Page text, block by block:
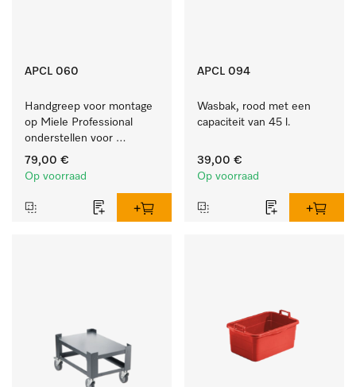
APCL 060
Handgreep voor montage
op Miele Professional
onderstellen voor
eenvoudig gebruik.
79,00 €
Op voorraad
APCL 094
Wasbak, rood met een
capaciteit van 45 l.
39,00 €
Op voorraad